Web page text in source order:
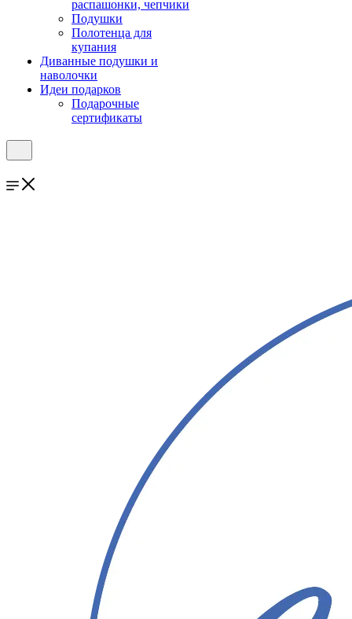
распашонки, чепчики
Подушки
Полотенца для
купания
Диванные подушки и
наволочки
Идеи подарков
Подарочные
сертификаты